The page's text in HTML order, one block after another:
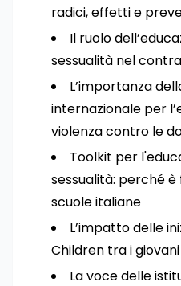
radici, effetti e
Il ruolo
sessualità nel
L’importanza
internazionale per
violenza contro le
Toolkit per
sessualità: perché
scuole italiane
L’impatto delle
Children tra i giovani
La voce delle